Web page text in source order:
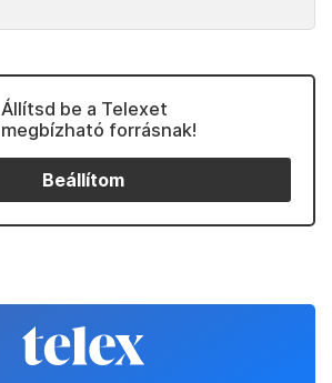
Állítsd be a Telexet
megbízható forrásnak!
Beállítom